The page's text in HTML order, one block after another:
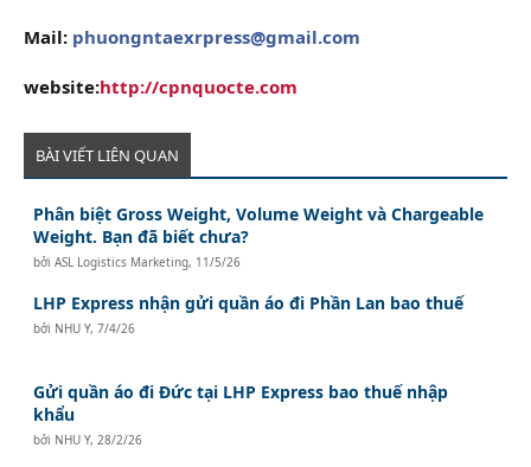
Mail: phuongntaexrpress@gmail.com
website:http://cpnquocte.com
BÀI VIẾT LIÊN QUAN
Phân biệt Gross Weight, Volume Weight và Chargeable
Weight. Bạn đã biết chưa?
bởiASL Logistics Marketing, 11/5/26
LHP Express nhận gửi quần áo đi Phần Lan bao thuế
bởi NHU Y,7/4/26
Gửi quần áo đi Đức tại LHP Express bao thuế nhập
khẩu
bởi NHU Y, 28/2/26